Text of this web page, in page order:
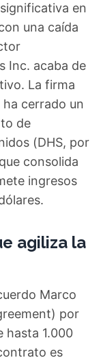
en
una caída
Inc. acaba de
La firma
ha cerrado un
de
(DHS, por
consolida
ingresos
agiliza la
Marco
por
hasta 1.000
es